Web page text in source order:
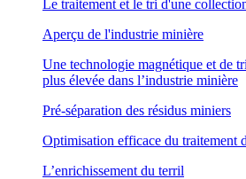
Le traitement et le tri d'une
Aperçu de l'industrie minière
Une technologie magnétique et de
plus élevée dans l’industrie minière
Pré-séparation des résidus miniers
Optimisation efficace du traitement
L’enrichissement du terril